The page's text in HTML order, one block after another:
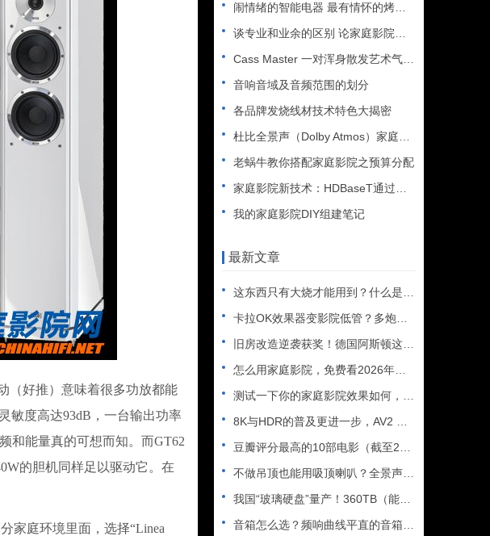
好推）意味着很多功放都能
敏度高达93dB，一台输出功率
和能量真的可想而知。而GT62
的胆机同样足以驱动它。在
家庭环境里面，选择“Linea
闹情绪的智能电器 最有情怀的烤面包机
谈专业和业余的区别 论家庭影院音响
Cass Master 一对浑身散发艺术气息的音箱
音响音域及音频范围的划分
各品牌发烧线材技术特色大揭密
杜比全景声（Dolby Atmos）家庭影院技术浅谈
老蜗牛教你搭配家庭影院之预算分配
家庭影院新技术：HDBaseT通过网线连接实现百米传输
我的家庭影院DIY组建笔记
最新文章
这东西只有大烧才能用到？什么是XLR接口？平衡音频信号线、低
卡拉OK效果器变影院低管？多炮玩家省钱了，内附调音软件免费下
旧房改造逆袭获奖！德国阿斯顿这套7.2.4全景声私人影院太惊
怎么用家庭影院，免费看2026年世界杯直播？
测试一下你的家庭影院效果如何，bobo精选测试片1~3合集
8K与HDR的普及更进一步，AV2 视频编解码器发布
豆瓣评分最高的10部电影（截至2025年）
不做吊顶也能用吸顶喇叭？全景声天空声道安装教程
我国“玻璃硬盘”量产！360TB（能装2.5万部电影），10
音箱怎么选？频响曲线平直的音箱一定好听吗？